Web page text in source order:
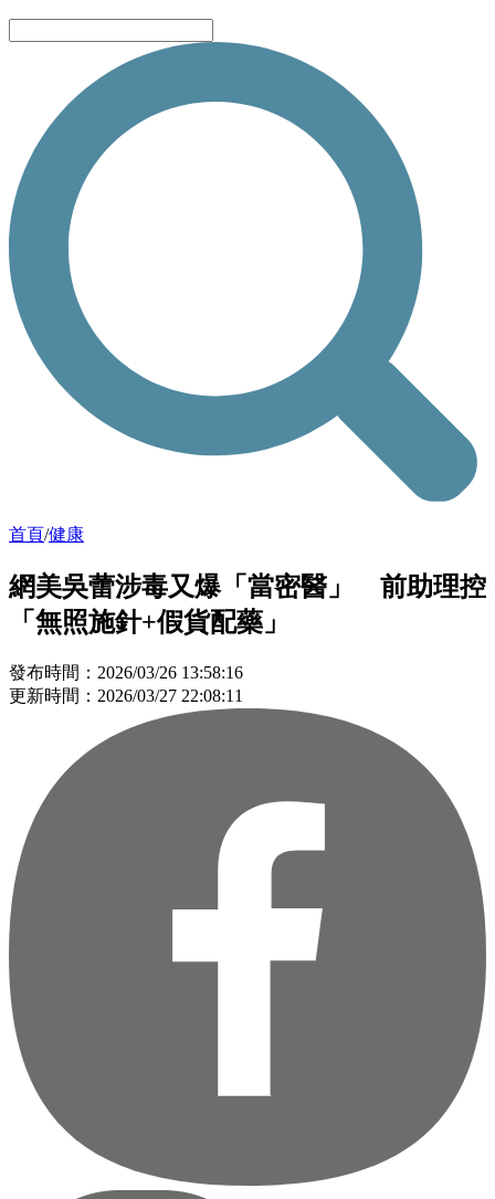
首頁/健康
網美吳蕾涉毒又爆「當密醫」 前助理控
「無照施針+假貨配藥」
發布時間：2026/03/26 13:58:16
更新時間：2026/03/27 22:08:11